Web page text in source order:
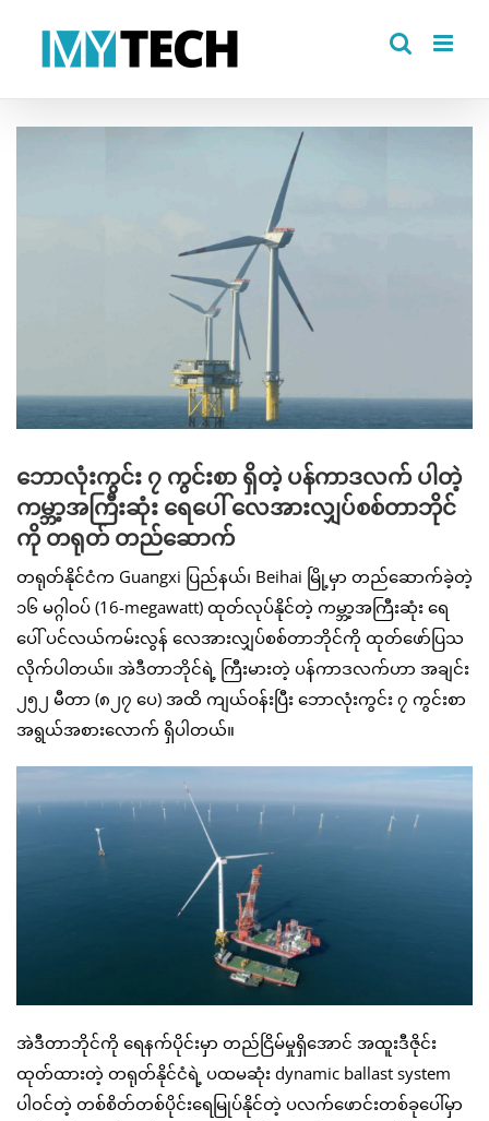
ဘောလုံးကွင်း ၇ ကွင်းစာ ရှိတဲ့ ပန်ကာဒလက် ပါတဲ့
ကမ္ဘာ့အကြီးဆုံး ရေပေါ် လေအားလျှပ်စစ်တာဘိုင်
ကို တရုတ် တည်ဆောက်
တရုတ်နိုင်ငံက Guangxi ပြည်နယ်၊ Beihai မြို့မှာ တည်ဆောက်ခဲ့တဲ့
၁၆ မဂ္ဂါဝပ် (16-megawatt) ထုတ်လုပ်နိုင်တဲ့ ကမ္ဘာ့အကြီးဆုံး ရေ
ပေါ် ပင်လယ်ကမ်းလွန် လေအားလျှပ်စစ်တာဘိုင်ကို ထုတ်ဖော်ပြသ
လိုက်ပါတယ်။ အဲဒီတာဘိုင်ရဲ့ ကြီးမားတဲ့ ပန်ကာဒလက်ဟာ အချင်း
၂၅၂ မီတာ (၈၂၇ ပေ) အထိ ကျယ်ဝန်းပြီး ဘောလုံးကွင်း ၇ ကွင်းစာ
အရွယ်အစားလောက် ရှိပါတယ်။
အဲဒီတာဘိုင်ကို ရေနက်ပိုင်းမှာ တည်ငြိမ်မှုရှိအောင် အထူးဒီဇိုင်း
ထုတ်ထားတဲ့ တရုတ်နိုင်ငံရဲ့ ပထမဆုံး dynamic ballast system
ပါဝင်တဲ့ တစ်စိတ်တစ်ပိုင်းရေမြုပ်နိုင်တဲ့ ပလက်ဖောင်းတစ်ခုပေါ်မှာ